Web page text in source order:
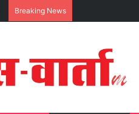
Breaking News